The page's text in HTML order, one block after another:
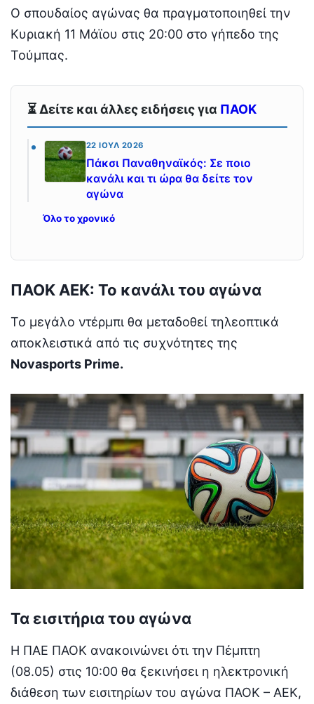
Ο σπουδαίος αγώνας θα πραγματοποιηθεί την
Κυριακή 11 Μάϊου στις 20:00 στο γήπεδο της
Τούμπας.
⏳ Δείτε και άλλες ειδήσεις για ΠΑΟΚ
22 ΙΟΎΛ 2026
Πάκσι Παναθηναϊκός: Σε ποιο
κανάλι και τι ώρα θα δείτε τον
αγώνα
Όλο το χρονικό
ΠΑΟΚ ΑΕΚ: Το κανάλι του αγώνα
Το μεγάλο ντέρμπι θα μεταδοθεί τηλεοπτικά
αποκλειστικά από τις συχνότητες της
Novasports Prime.
Τα εισιτήρια του αγώνα
Η ΠΑΕ ΠΑΟΚ ανακοινώνει ότι την Πέμπτη
(08.05) στις 10:00 θα ξεκινήσει η ηλεκτρονική
διάθεση των εισιτηρίων του αγώνα ΠΑΟΚ – ΑΕΚ,